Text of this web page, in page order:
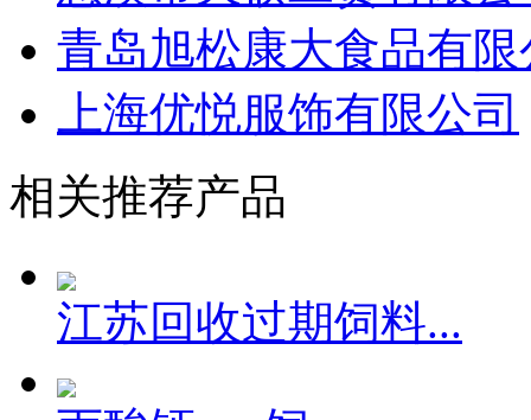
青岛旭松康大食品有限
上海优悦服饰有限公司
相关推荐产品
江苏回收过期饲料...